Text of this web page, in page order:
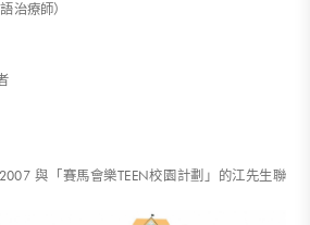
治療師）
與「賽馬會樂TEEN校園計劃」的江先生聯